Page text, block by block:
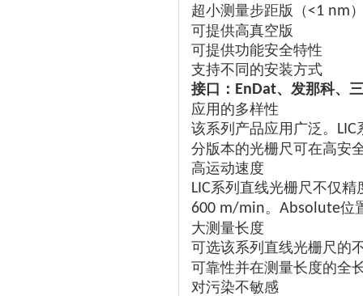
超小测量步距版（ <1 nm
可提供高真空版
可提供功能安全特性
支持不同的安装方式
接口： EnDat、发那科、
应用的多样性
该系列产品应用广泛。 LIC
分版本的光栅尺可在高安
高运动速度
LIC系列直线光栅尺不仅
600 m/min。 Absolute位
大测量长度
可选该系列直线光栅尺的
可靠性并在测量长度的全
对污染不敏感